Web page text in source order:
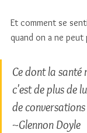
Et comment se
quand on a ne
Ce dont la santé
c'est de plus de
de
~Glennon Doyle